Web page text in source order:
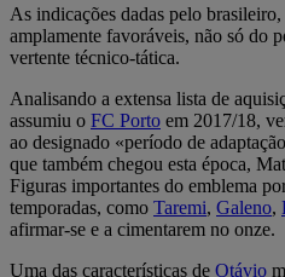
As indicações dadas pelo
amplamente favoráveis, não só do
vertente técnico-tática.
Analisando a extensa lista de
assumiu o FC Porto em 2017/18,
ao designado «período de
que também chegou esta época,
Figuras importantes do emblema
temporadas, como Taremi, Galeno,
afirmar-se e a cimentarem no onze.
Uma das características de Otávio